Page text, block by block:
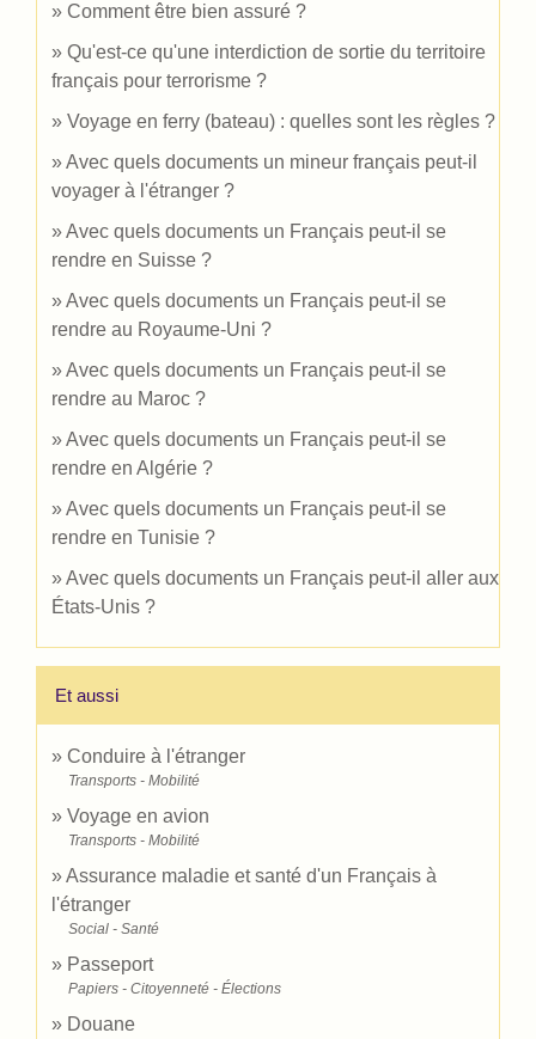
Comment être bien assuré ?
Qu'est-ce qu'une interdiction de sortie du territoire
français pour terrorisme ?
Voyage en ferry (bateau) : quelles sont les règles ?
Avec quels documents un mineur français peut-il
voyager à l'étranger ?
Avec quels documents un Français peut-il se
rendre en Suisse ?
Avec quels documents un Français peut-il se
rendre au Royaume-Uni ?
Avec quels documents un Français peut-il se
rendre au Maroc ?
Avec quels documents un Français peut-il se
rendre en Algérie ?
Avec quels documents un Français peut-il se
rendre en Tunisie ?
Avec quels documents un Français peut-il aller aux
États-Unis ?
Et aussi
Conduire à l'étranger
Transports - Mobilité
Voyage en avion
Transports - Mobilité
Assurance maladie et santé d'un Français à
l'étranger
Social - Santé
Passeport
Papiers - Citoyenneté - Élections
Douane